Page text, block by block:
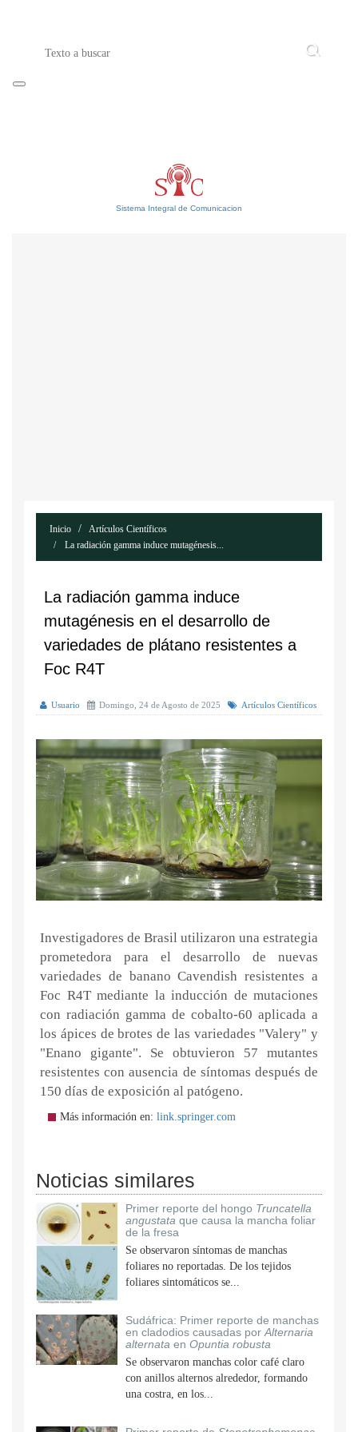
Sistema Integral de Comunicacion
Inicio
Artículos Científicos
La radiación gamma induce mutagénesis...
La radiación gamma induce
mutagénesis en el desarrollo de
variedades de plátano resistentes a
Foc R4T
Usuario Domingo, 24 de Agosto de 2025 Artículos Científicos
Investigadores de Brasil utilizaron una estrategia
prometedora para el desarrollo de nuevas
variedades de banano Cavendish resistentes a
Foc R4T mediante la inducción de mutaciones
con radiación gamma de cobalto-60 aplicada a
los ápices de brotes de las variedades "Valery" y
"Enano gigante". Se obtuvieron 57 mutantes
resistentes con ausencia de síntomas después de
150 días de exposición al patógeno.
Más información en: link.springer.com
Noticias similares
Primer reporte del hongo Truncatella
angustata que causa la mancha foliar
de la fresa
Se observaron síntomas de manchas
foliares no reportadas. De los tejidos
foliares sintomáticos se...
Sudáfrica: Primer reporte de manchas
en cladodios causadas porAlternaria
alternata en Opuntia robusta
Se observaron manchas color café claro
con anillos alternos alrededor, formando
una costra, en los...